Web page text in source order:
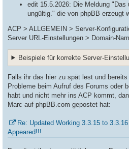
edit 15.5.2026: Die Meldung "Das
ungültig." die von phpBB erzeugt
ACP > ALLGEMEIN > Server-
Server URL-Einstellungen > Domain-
Beispiele für korrekte Server-
Falls ihr das hier zu spät lest und
Probleme beim Aufruf des Forums oder
habt und nicht mehr ins ACP kommt,
Marc auf phpBB.com gepostet hat:
Re: Updated Working 3.3.15 to
Appeared!!!